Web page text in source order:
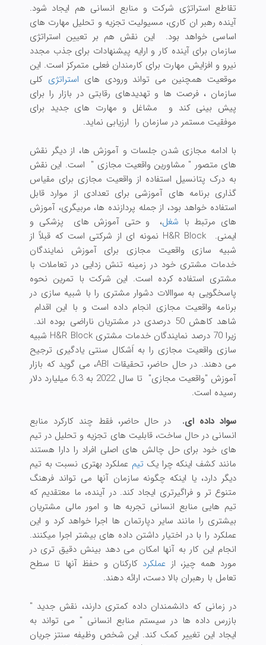
تقاطع استراتژی شرکت و منابع انسانی هم ایجاد شود.
آینده رهبر ان کاری، مسیولیت تجزیه و تحلیل مهارت های
اساسی خواهد بود. این نقش هم بر تعیین استراتژی
سازمان برای آینده کار و ارایه پیشنهادات برای جذب مجدد
نیرو و افزایش مهارت برای کارمندان فعلی متمرکز است. این
موقعیت همچنین می تواند ورودی های استراتژی کلی
سازمان ، فرصت ها و تهدیدهای رقابتی در بازار را برای
پیش بینی کند و مشاغل و مهارت های جدید برای
موفقیت مستمر در سازمان را ارزیابی نماید.
با ادامه مجازی شدن جلسات و آموزش ها، از دیگر نقش
های متصور " مشاورین واقعیت مجازی " است. این نقش
به درک پتانسیل استفاده از واقعیت مجازی برای مقیاس
گذاری برنامه های آموزشی برای تعدادی از موارد قابل
استفاده خواهد بود، از جمله پردازنده ها، مربیگری، آموزش
های مرتبط با شغل، و حتی آموزش های پزشکی و
ایمنی. H&R Block نمونه ای از شرکتی است که قبلاً از
شبیه سازی واقعیت مجازی برای آموزش نمایندگان
خدمات مشتری خود در زمینه تنش زدایی در تعاملات با
مشتری استفاده کرده است. این شرکت با تمرین نحوه
پاسخگویی به سواالات دشوار مشتری را با شبیه سازی در
برنامه واقعیت مجازی انجام داده است و با این اقدام
شاهد کاهش 50 درصدی در مشتریان ناراضی بوده اند.
زیرا 70 درصد نمایندگان خدمات مشتری H&R Block شبیه
سازی واقعیت مجازی را به اَشکال سنتی یادگیری ترجیح
می دهند. در حال حاضر، تحقیقات ABI، می گوید که بازار
آموزش "واقعیت مجازی" تا سال 2022 به 6.3 میلیارد دلار
رسیده است.
سواد داده ای. در حال حاضر، فقط چند کارکرد منابع
انسانی در حال ساخت، قابلیت های تجزیه و تحلیل در تیم
های خود برای حل چالش های اصلی افراد را دارا هستند
مانند کشف اینکه چرا یک تیم عملکرد بهتری نسبت به تیم
دیگر دارد، یا اینکه چگونه سازمان آنها می تواند فرهنگ
متنوع تر و فراگیرتری ایجاد کند. در آینده، ما معتقدیم که
تیم هایی منابع انسانی تجربه ها و امور مالی مشتریان
بیشتری را مانند سایر دپارتمان ها اجرا خواهد کرد و این
عملکرد را با در اختیار داشتن داده های بیشتر اجرا میکنند.
انجام این کار به آنها امکان می دهد بینش دقیق تری در
مورد همه چیز، از عملکرد کارکنان و حفظ آنها تا سطح
تعامل با رهبران بالا دست، ارائه دهند.
در زمانی که دانشمندان داده کمتری دارند، نقش جدید "
بازرس داده ها در سیستم منابع انسانی " می تواند به
ایجاد این تغییر کمک کند. این شخص وظیفه سنتز جریان